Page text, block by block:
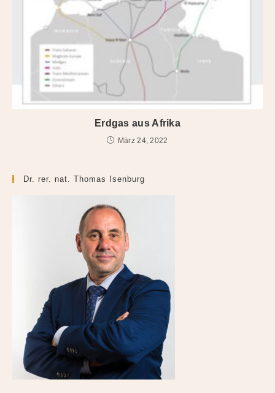
Erdgas aus Afrika
März 24, 2022
Dr. rer. nat. Thomas Isenburg